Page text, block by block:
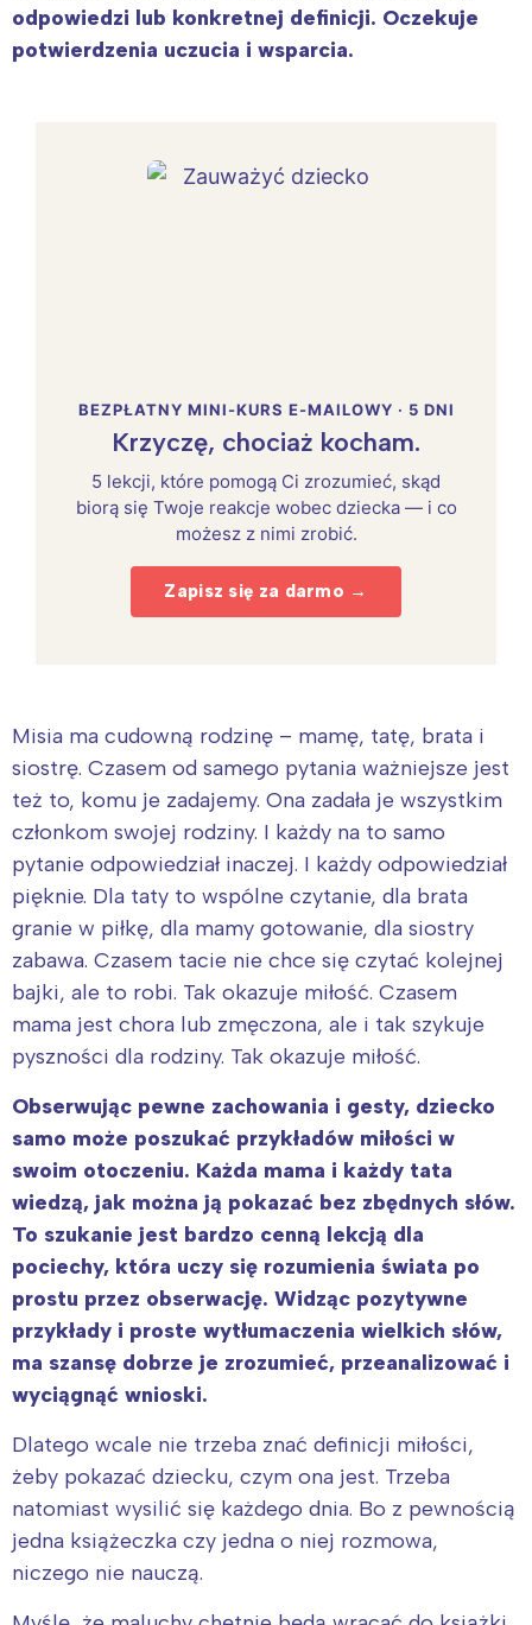
odpowiedzi lub konkretnej definicji. Oczekuje
potwierdzenia uczucia i wsparcia.
BEZPŁATNY MINI-KURS E-MAILOWY · 5 DNI
Krzyczę, chociaż kocham.
5 lekcji, które pomogą Ci zrozumieć, skąd
biorą się Twoje reakcje wobec dziecka — i co
możesz z nimi zrobić.
Zapisz się za darmo →
Misia ma cudowną rodzinę – mamę, tatę, brata i
siostrę. Czasem od samego pytania ważniejsze jest
też to, komu je zadajemy. Ona zadała je wszystkim
członkom swojej rodziny. I każdy na to samo
pytanie odpowiedział inaczej. I każdy odpowiedział
pięknie. Dla taty to wspólne czytanie, dla brata
granie w piłkę, dla mamy gotowanie, dla siostry
zabawa. Czasem tacie nie chce się czytać kolejnej
bajki, ale to robi. Tak okazuje miłość. Czasem
mama jest chora lub zmęczona, ale i tak szykuje
pyszności dla rodziny. Tak okazuje miłość.
Obserwując pewne zachowania i gesty, dziecko
samo może poszukać przykładów miłości w
swoim otoczeniu. Każda mama i każdy tata
wiedzą, jak można ją pokazać bez zbędnych słów.
To szukanie jest bardzo cenną lekcją dla
pociechy, która uczy się rozumienia świata po
prostu przez obserwację. Widząc pozytywne
przykłady i proste wytłumaczenia wielkich słów,
ma szansę dobrze je zrozumieć, przeanalizować i
wyciągnąć wnioski.
Dlatego wcale nie trzeba znać definicji miłości,
żeby pokazać dziecku, czym ona jest. Trzeba
natomiast wysilić się każdego dnia. Bo z pewnością
jedna książeczka czy jedna o niej rozmowa,
niczego nie nauczą.